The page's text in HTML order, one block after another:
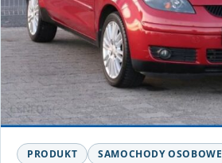
PRODUKT SAMOCHODY OSOBOWE